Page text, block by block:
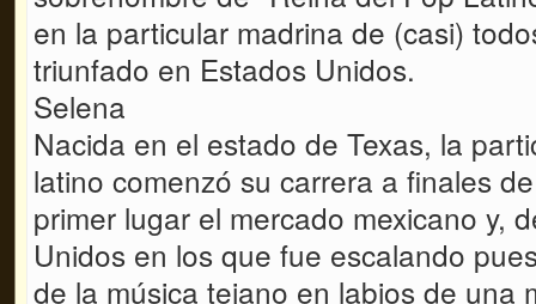
en la particular madrina de (casi)
triunfado en Estados Unidos.
Selena
Nacida en el estado de Texas, la
latino comenzó su carrera a finales
primer lugar el mercado mexicano y,
Unidos en los que fue escalando
de la música tejano en labios de una